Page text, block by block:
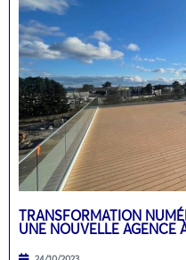
TRANSFORMATION
UNE NOUVELLE AGENCE